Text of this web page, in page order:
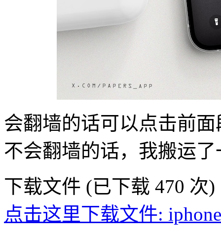
会翻墙的话可以点击前
不会翻墙的话，我搬运了
下载文件 (已下载 470 次)
点击这里下载文件: